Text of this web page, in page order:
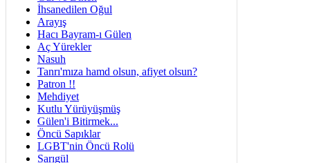
İhsanedilen Oğul
Arayış
Hacı Bayram-ı Gülen
Aç Yürekler
Nasuh
Tanrı'mıza hamd olsun, afiyet olsun?
Patron !!
Mehdiyet
Kutlu Yürüyüşmüş
Gülen'i Bitirmek...
Öncü Sapıklar
LGBT'nin Öncü Rolü
Sarıgül